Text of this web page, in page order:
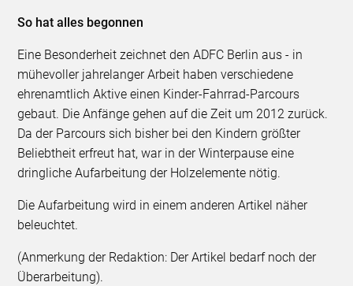
So hat alles begonnen
Eine Besonderheit zeichnet den ADFC Berlin aus - in
mühevoller jahrelanger Arbeit haben verschiedene
ehrenamtlich Aktive einen Kinder-Fahrrad-Parcours
gebaut. Die Anfänge gehen auf die Zeit um 2012 zurück.
Da der Parcours sich bisher bei den Kindern größter
Beliebtheit erfreut hat, war in der Winterpause eine
dringliche Aufarbeitung der Holzelemente nötig.
Die Aufarbeitung wird in einem anderen Artikel näher
beleuchtet.
(Anmerkung der Redaktion: Der Artikel bedarf noch der
Überarbeitung).